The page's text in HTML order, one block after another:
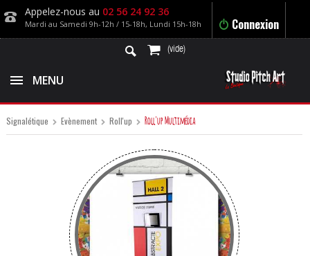
Connexion
Appelez-nous au 02 56 24 92 36
Mardi au Samedi 9h-12h / 15-18h, Lundi 15h-18h
(vide)
MENU
Signalétique Evènement Roll'up Roll'up Multimédia